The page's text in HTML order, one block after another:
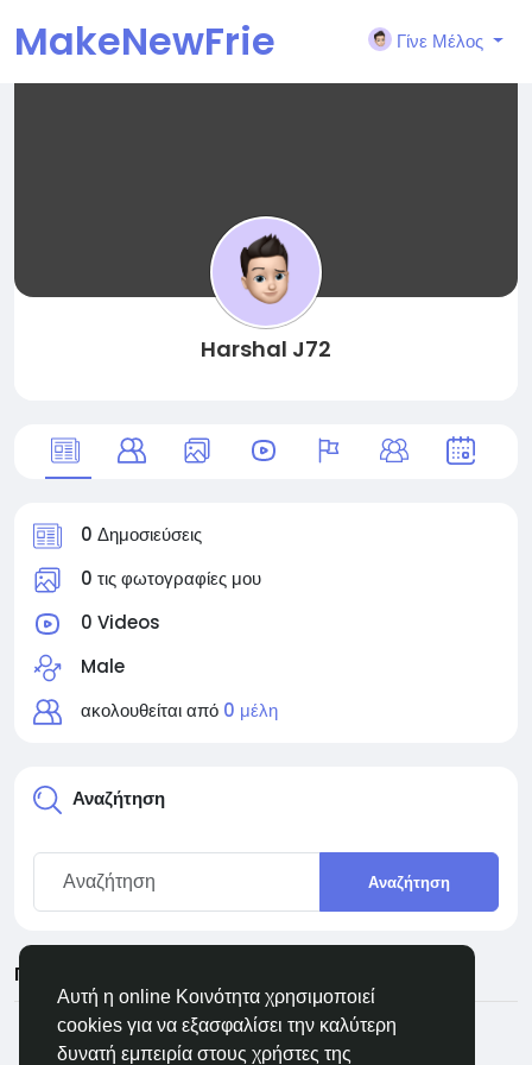
Αυτή η online Κοινότητα χρησιμοποιεί
cookies για να εξασφαλίσει την καλύτερη
δυνατή εμπειρία στους χρήστες της
MakeNewFrie
Γίνε Μέλος
Harshal J72
0 Δημοσιεύσεις
0 τις φωτογραφίες μου
0 Videos
Male
ακολουθείται από 0 μέλη
Αναζήτηση
Αναζήτηση
Πρόσφατες ενημερώσεις